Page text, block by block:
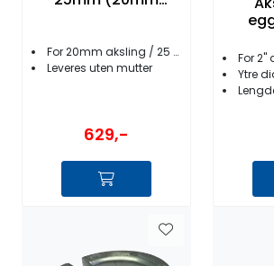
For 20mm aksling / 25 mm mutter
Leveres uten mutter
629,-
For 2''
Ytre